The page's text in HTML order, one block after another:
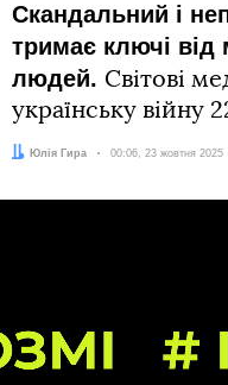
Скандальний і
тримає ключі від
людей. Світові
українську війну
Автор:Юлія Гира Дата:
00:06, 23 жовтня 2025